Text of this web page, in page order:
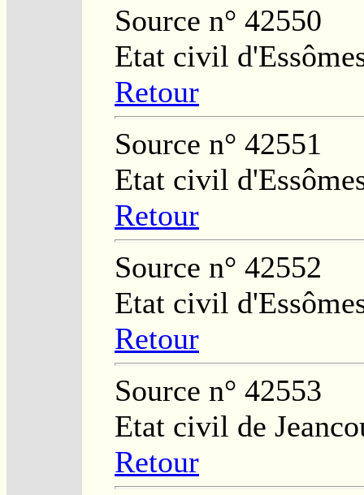
Source n° 42550
Etat civil
Retour
Source n° 42551
Etat civil
Retour
Source n° 42552
Etat civil
Retour
Source n° 42553
Etat civil de
Retour